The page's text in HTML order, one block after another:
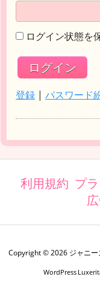
ログイン状態を
登録 | パスワード
利用規約 プ
Copyright ©2026 ジャニ
WordPress